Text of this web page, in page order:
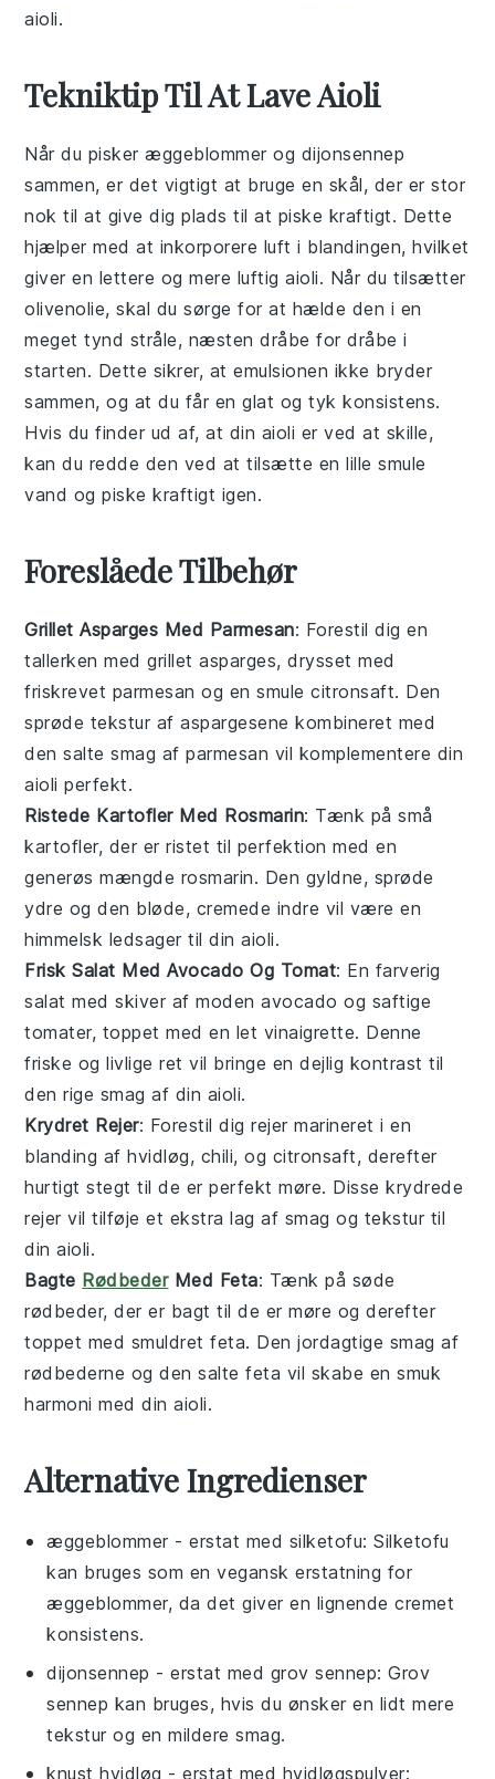
aioli.
Tekniktip Til At Lave Aioli
Når du piskeræggeblommer og dijonsennep
sammen, er det vigtigt at bruge en skål, der er stor
nok til at give dig plads til at piske kraftigt. Dette
hjælper med at inkorporere luft i blandingen, hvilket
giver en lettere og mere luftigaioli. Når du tilsætter
olivenolie, skal du sørge for at hælde den i en
meget tynd stråle, næsten dråbe for dråbe i
starten. Dette sikrer, atemulsionen ikke bryder
sammen, og at du får en glat og tyk konsistens.
Hvis du finder ud af, at din aioli er ved at skille,
kan du redde den ved at tilsætte en lille smule
vand og piske kraftigt igen.
Foreslåede Tilbehør
Grillet Asparges Med Parmesan: Forestil dig en
tallerken medgrillet asparges, drysset med
friskrevet parmesan og en smulecitronsaft. Den
sprøde tekstur af aspargesene kombineret med
den salte smag af parmesan vil komplementere din
aioli perfekt.
Ristede Kartofler Med Rosmarin: Tænk på små
kartofler, der er ristet til perfektion med en
generøs mængde rosmarin. Den gyldne, sprøde
ydre og den bløde, cremede indre vil være en
himmelsk ledsager til dinaioli.
Frisk Salat Med Avocado Og Tomat: En farverig
salat med skiver af modenavocado og saftige
tomater, toppet med en let vinaigrette. Denne
friske og livlige ret vil bringe en dejlig kontrast til
den rige smag af din aioli.
Krydret Rejer: Forestil digrejer marineret i en
blanding afhvidløg, chili, og citronsaft, derefter
hurtigt stegt til de er perfekt møre. Disse krydrede
rejer vil tilføje et ekstra lag af smag og tekstur til
dinaioli.
Bagte RødbederMed Feta: Tænk på søde
rødbeder, der er bagt til de er møre og derefter
toppet med smuldretfeta. Den jordagtige smag af
rødbederne og den salte feta vil skabe en smuk
harmoni med dinaioli.
Alternative Ingredienser
æggeblommer - erstat med silketofu: Silketofu
kan bruges som en vegansk erstatning for
æggeblommer, da det giver en lignende cremet
konsistens.
dijonsennep - erstat med grov sennep: Grov
sennep kan bruges, hvis du ønsker en lidt mere
tekstur og en mildere smag.
knust hvidløg - erstat med hvidløgspulver: